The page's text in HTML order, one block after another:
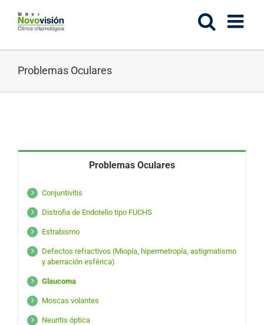
contenido
Problemas Oculares
Problemas Oculares
Conjuntivitis
Distrofia de Endotelio tipo FUCHS
Estrabismo
Defectos refractivos (Miopía, hipermetropía, astigmatismo
y aberración esférica)
Glaucoma
Moscas volantes
Neuritis óptica